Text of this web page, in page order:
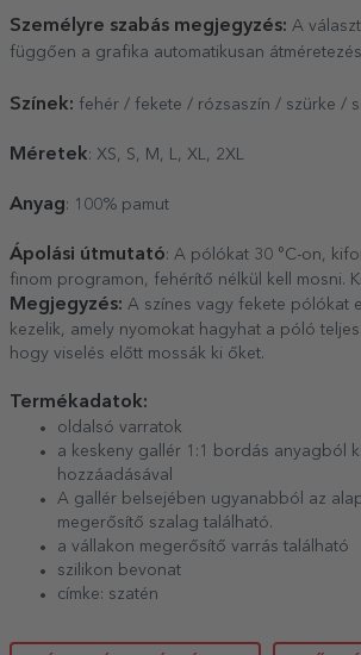
Személyre szabás megjegyzés: A
függően a grafika automatikusan
Színek: fehér / fekete / rózsaszín / szürke /
Méretek: XS, S, M, L, XL, 2XL
Anyag: 100% pamut
Ápolási útmutató: A pólókat 30 °C-on,
finom programon, fehérítő nélkül kell mosni.
Megjegyzés: A színes vagy fekete pólókat
kezelik, amely nyomokat hagyhat a póló
hogy viselés előtt mossák ki őket.
Termékadatok:
oldalsó varratok
a keskeny gallér 1:1 bordás anyagból
hozzáadásával
A gallér belsejében ugyanabból az
megerősítő szalag található.
a vállakon megerősítő varrás található
szilikon bevonat
címke: szatén